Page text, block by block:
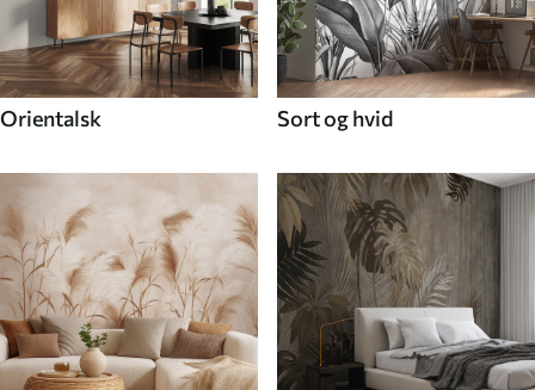
Orientalsk Sort og hvid